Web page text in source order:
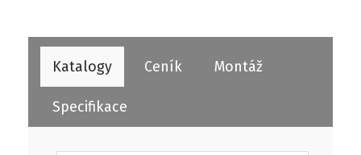
Katalogy Ceník Montáž
Specifikace